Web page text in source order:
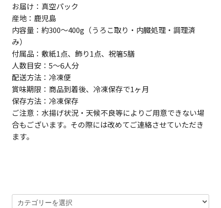
お届け：真空パック
産地：鹿児島
内容量：約300～400g（うろこ取り・内臓処理・調理済
み）
付属品：敷紙1点、飾り1点、祝箸5膳
人数目安：5～6人分
配送方法：冷凍便
賞味期限：商品到着後、冷凍保存で1ヶ月
保存方法：冷凍保存
ご注意：水揚げ状況・天候不良等によりご用意できない場
合もございます。その際には改めてご連絡させていただき
ます。